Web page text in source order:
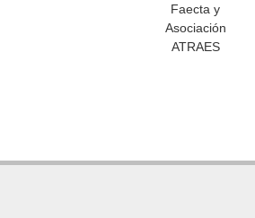
Faecta y
Asociación
ATRAES